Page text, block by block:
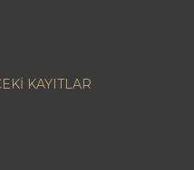
KAYITLAR